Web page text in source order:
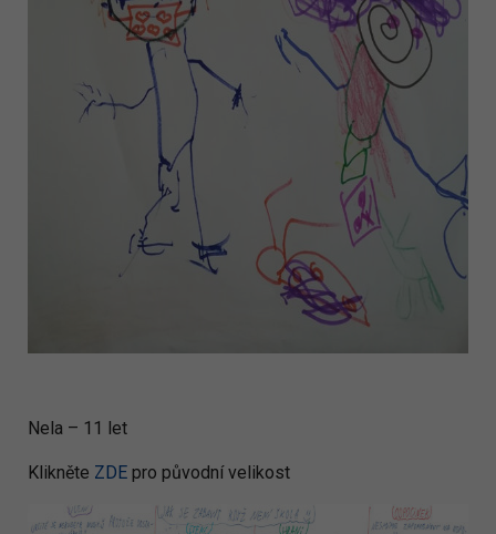
Nela – 11 let
Klikněte ZDE pro původní velikost